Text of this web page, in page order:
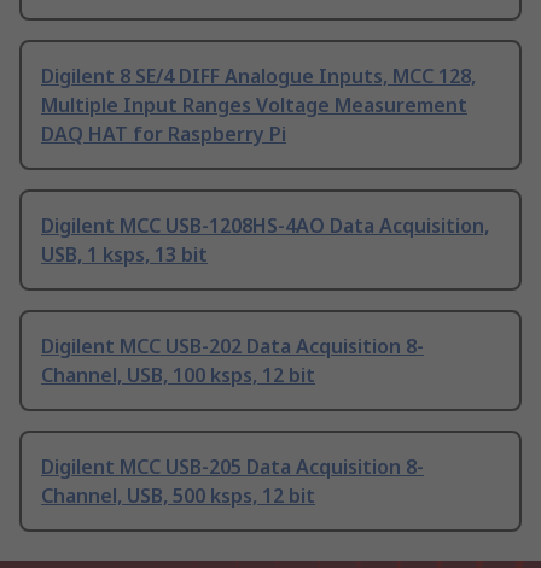
Digilent 8 SE/4 DIFF Analogue Inputs, MCC 128,
Multiple Input Ranges Voltage Measurement
DAQ HAT for Raspberry Pi
Digilent MCC USB-1208HS-4AO Data Acquisition,
USB, 1 ksps, 13 bit
Digilent MCC USB-202 Data Acquisition 8-
Channel, USB, 100 ksps, 12 bit
Digilent MCC USB-205 Data Acquisition 8-
Channel, USB, 500 ksps, 12 bit